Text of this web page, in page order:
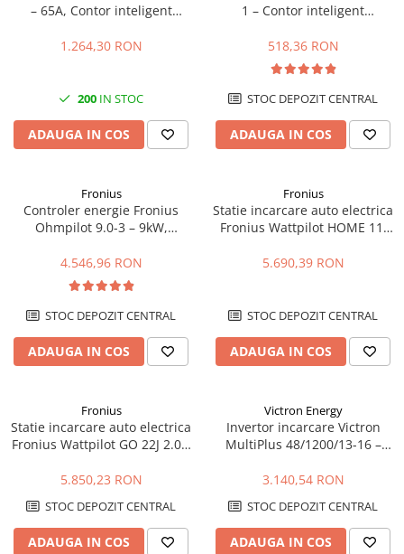
– 65A, Contor inteligent
bidirectionala, RS485
1.264,30 RON
200 IN STOC
ADAUGA IN COS
1 – Contor inteligent
bidirectionala, RS485
518,36 RON
STOC DEPOZIT CENTRAL
ADAUGA IN COS
Fronius
Controler energie Fronius
Ohmpilot 9.0-3 – 9kW,
incalzire apa
4.546,96 RON
STOC DEPOZIT CENTRAL
ADAUGA IN COS
Fronius
Statie incarcare auto electrica
Fronius Wattpilot HOME 11J
inteligent
5.690,39 RON
STOC DEPOZIT CENTRAL
ADAUGA IN COS
Fronius
Statie incarcare auto electrica
Fronius Wattpilot GO 22J 2.0 –
inteligent
5.850,23 RON
STOC DEPOZIT CENTRAL
ADAUGA IN COS
Victron Energy
Invertor incarcare Victron
MultiPlus 48/1200/13-16 –
baterii
3.140,54 RON
STOC DEPOZIT CENTRAL
ADAUGA IN COS